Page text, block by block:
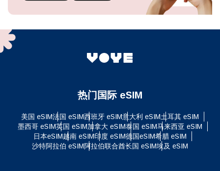
热门国际 eSIM
美国 eSIM法国 eSIM西班牙 eSIM意大利 eSIM土耳其 eSIM
墨西哥 eSIM英国 eSIM加拿大 eSIM泰国 eSIM马来西亚 eSIM
日本eSIM越南 eSIM印度 eSIM德国eSIM希腊 eSIM
沙特阿拉伯 eSIM阿拉伯联合酋长国 eSIM埃及 eSIM